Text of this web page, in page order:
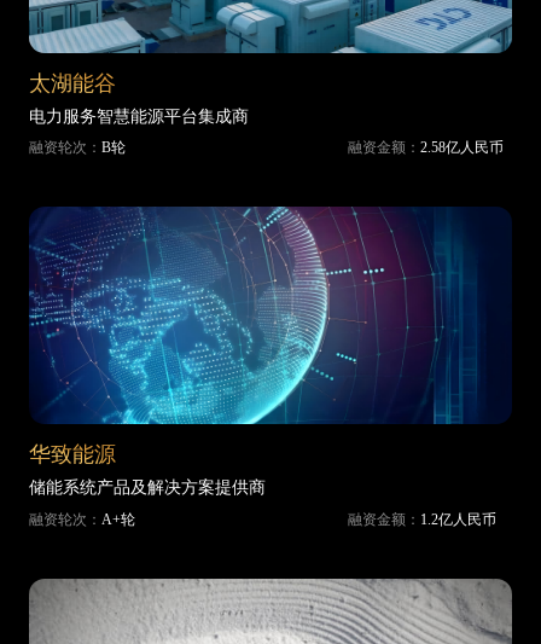
太湖能谷
电力服务智慧能源平台集成商
融资轮次： B轮 融资金额： 2.58亿人民币
华致能源
储能系统产品及解决方案提供商
融资轮次： A+轮 融资金额： 1.2亿人民币